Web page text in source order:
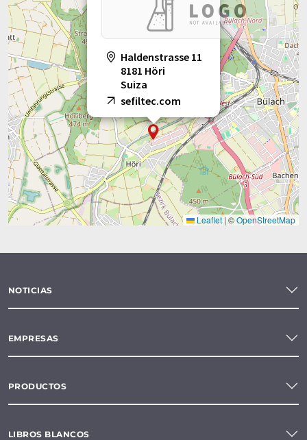
Haldenstrasse 11
8181 Höri
Suiza
sefiltec.com
Leaflet| ©OpenStreetMap
NOTICIAS
EMPRESAS
PRODUCTOS
LIBROS BLANCOS